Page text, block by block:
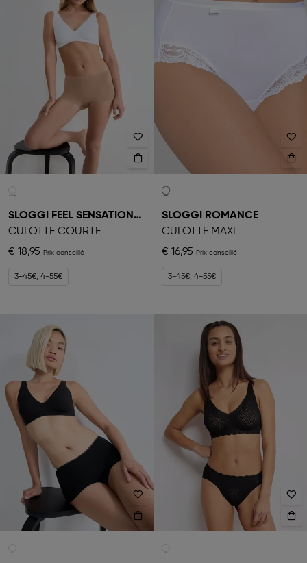
SLOGGI FEEL SENSATIONAL
CULOTTE COURTE
€ 18,95
3=45€, 4=55€
SLOGGI ROMANCE
CULOTTE MAXI
€ 16,95
3=45€, 4=55€